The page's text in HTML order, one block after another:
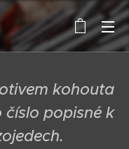
kohouta
popisné k